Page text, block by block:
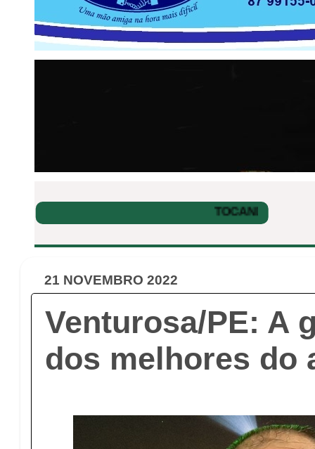
21 NOVEMBRO 2022
Venturosa/PE: A
dos melhores do